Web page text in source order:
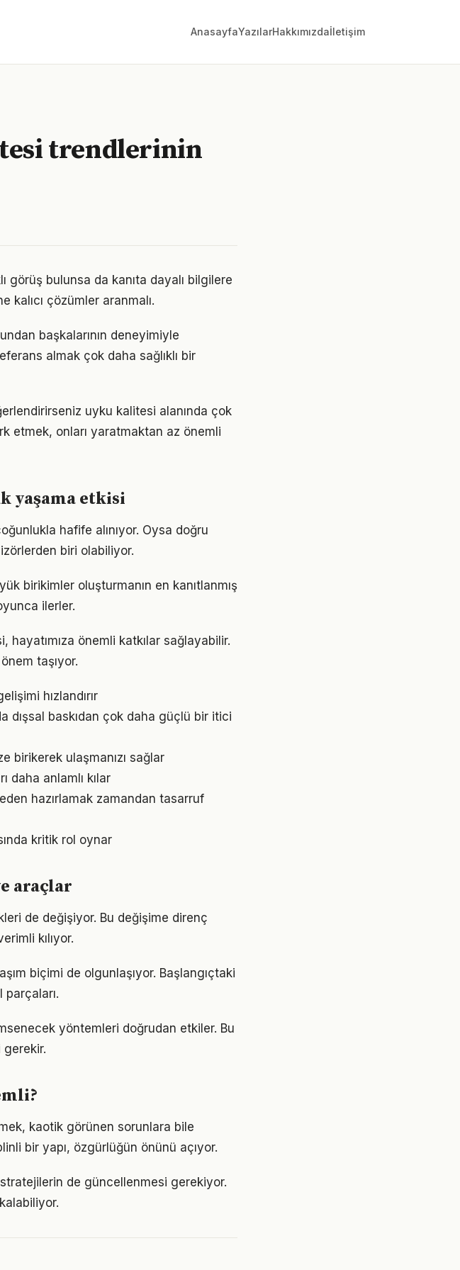
AnasayfaYazılarHakkımızdaİletişim
trendlerinin
görüş bulunsa da kanıta dayalı bilgilere
kalıcı çözümler aranmalı.
başkalarının deneyimiyle
almak çok daha sağlıklı bir
uyku kalitesi alanında çok
etmek, onları yaratmaktan az önemli
yaşama etkisi
hafife alınıyor. Oysa doğru
biri olabiliyor.
birikimler oluşturmanın en kanıtlanmış
ilerler.
hayatımıza önemli katkılar sağlayabilir.
taşıyor.
hızlandırır
baskıdan çok daha güçlü bir itici
birikerek ulaşmanızı sağlar
daha anlamlı kılar
hazırlamak zamandan tasarruf
kritik rol oynar
araçlar
de değişiyor. Bu değişime direnç
kılıyor.
biçimi de olgunlaşıyor. Başlangıçtaki
parçaları.
yöntemleri doğrudan etkiler. Bu
kaotik görünen sorunlara bile
bir yapı, özgürlüğün önünü açıyor.
de güncellenmesi gerekiyor.